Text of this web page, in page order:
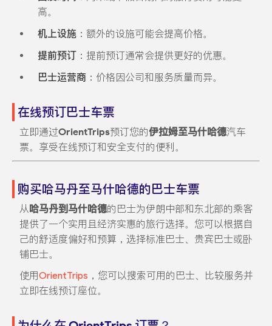
高。
机上设施：额外的设施可能会提高价格。
提前预订：提前预订通常会提供更好的优惠。
巴士运营商：价格因公司和服务质量而异。
在线预订巴士车票
立即通过OrientTrips预订您的伊拉姆至马什哈德汽车
票。享受在线预订和安全支付的便利。
购买哈马丹至马什哈德的巴士车票
从哈马丹到马什哈德的巴士为伊朗中部和东北部的乘客
提供了一个实用且经济实惠的旅行选择。您可以根据自
己的舒适度偏好和预算，选择标准巴士、贵宾巴士或卧
铺巴士。
使用OrientTrips ，您可以搜索可用的巴士、比较服务并
立即在线预订座位。